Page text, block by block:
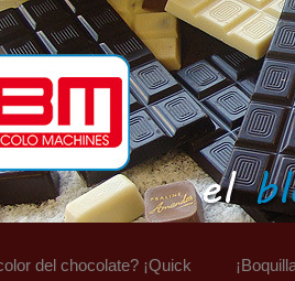
del chocolate? ¡Quick